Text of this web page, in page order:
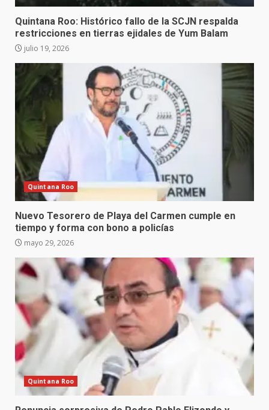
Quintana Roo: Histórico fallo de la SCJN respalda
restricciones en tierras ejidales de Yum Balam
julio 19, 2026
Quintana Roo
Nuevo Tesorero de Playa del Carmen cumple en
tiempo y forma con bono a policías
mayo 29, 2026
Quintana Roo